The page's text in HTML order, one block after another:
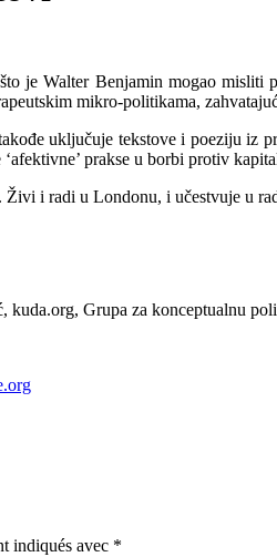
je Walter Benjamin mogao
mikro-politikama,
uključuje tekstove i poeziju iz
prakse u borbi protiv
Živi i radi u Londonu, i učestvuje u
kuda.org, Grupa za konceptualnu
indiqués avec *